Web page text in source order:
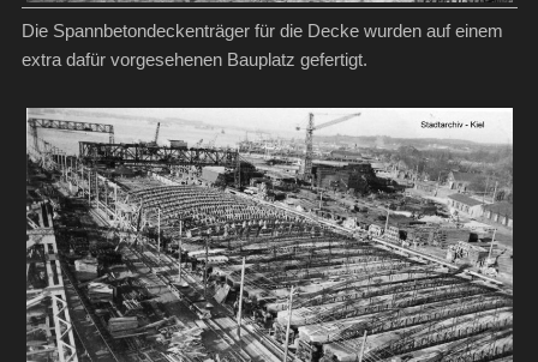
Die Spannbetondeckenträger für die Decke wurden auf einem
extra dafür vorgesehenen Bauplatz gefertigt.